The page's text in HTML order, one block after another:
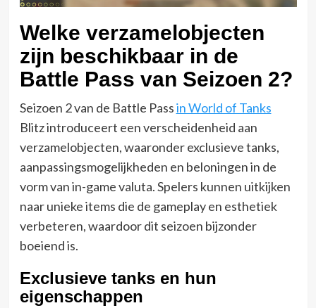
Welke verzamelobjecten
zijn beschikbaar in de
Battle Pass van Seizoen 2?
Seizoen 2 van de Battle Passin World of Tanks
Blitz introduceert een verscheidenheid aan
verzamelobjecten, waaronder exclusieve tanks,
aanpassingsmogelijkheden en beloningen in de
vorm van in-game valuta. Spelers kunnen uitkijken
naar unieke items die de gameplay en esthetiek
verbeteren, waardoor dit seizoen bijzonder
boeiend is.
Exclusieve tanks en hun
eigenschappen